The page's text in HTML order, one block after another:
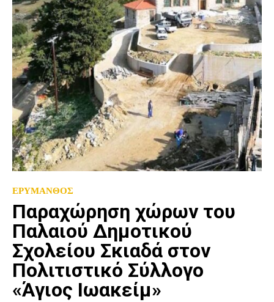
ΕΡΥΜΑΝΘΟΣ
Παραχώρηση χώρων του
Παλαιού Δημοτικού
Σχολείου Σκιαδά στον
Πολιτιστικό Σύλλογο
«Άγιος Ιωακείμ»